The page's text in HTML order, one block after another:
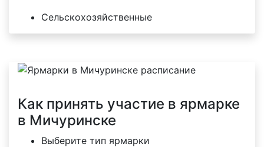
Сельскохозяйственные
Как принять участие в ярмарке
в Мичуринске
Выберите тип ярмарки